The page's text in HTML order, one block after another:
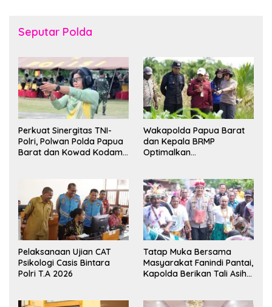
Seputar Polda
Perkuat Sinergitas TNI-
Polri, Polwan Polda Papua
Barat dan Kowad Kodam
Persahabatan
Wakapolda Papua Barat
dan Kepala BRMP
Optimalkan
Pangan Papua Barat
Pelaksanaan Ujian CAT
Psikologi Casis Bintara
Polri T.A 2026
Tatap Muka Bersama
Masyarakat Fanindi Pantai,
Kapolda Berikan Tali Asih